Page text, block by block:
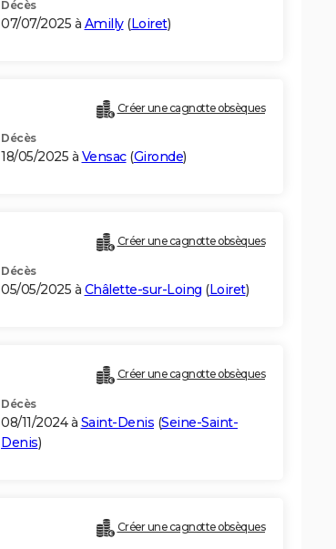
Décès
07/07/2025 à Amilly(Loiret)
Créer une cagnotte obsèques
Décès
18/05/2025 à Vensac(Gironde)
Créer une cagnotte obsèques
Décès
05/05/2025 à Châlette-sur-Loing (Loiret)
Créer une cagnotte obsèques
Décès
08/11/2024 à Saint-Denis (Seine-Saint-
Denis)
Créer une cagnotte obsèques